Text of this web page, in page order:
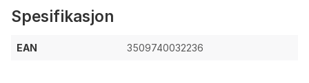
Spesifikasjon
EAN 3509740032236